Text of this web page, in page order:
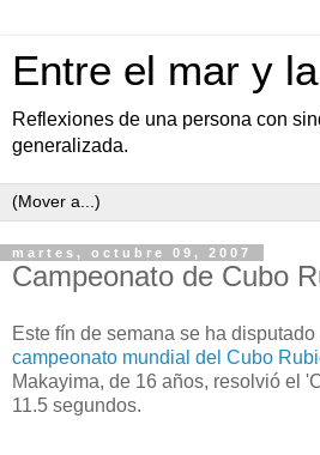
Entre el mar y
Reflexiones de una persona con
generalizada.
martes, octubre 09, 2007
Campeonato de Cubo
Este fín de semana se ha
campeonato mundial del Cubo
Makayima, de 16 años, resolvió el
11.5 segundos.